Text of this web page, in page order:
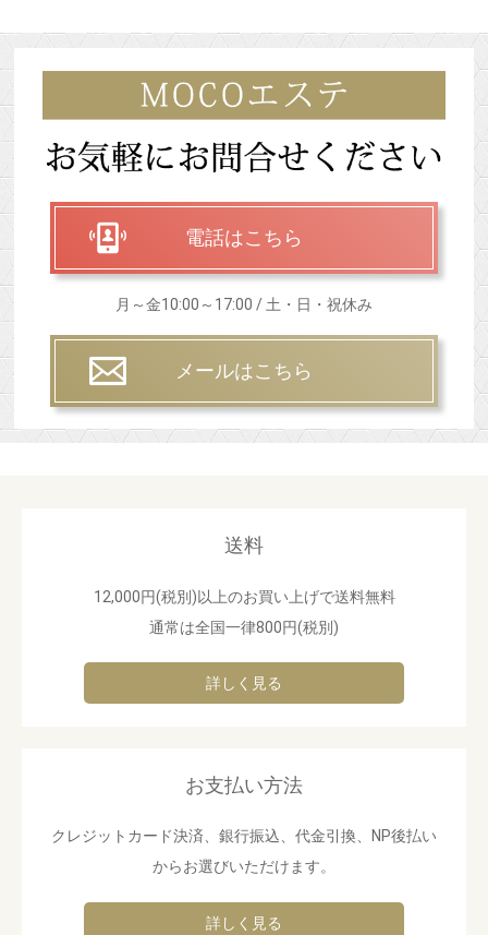
電話はこちら
月～金10:00～17:00 / 土・日・祝休み
メールはこちら
送料
12,000円(税別)以上のお買い上げで送料無料
通常は全国一律800円(税別)
詳しく見る
お支払い方法
クレジットカード決済、銀行振込、代金引換、NP後払い
からお選びいただけます。
詳しく見る